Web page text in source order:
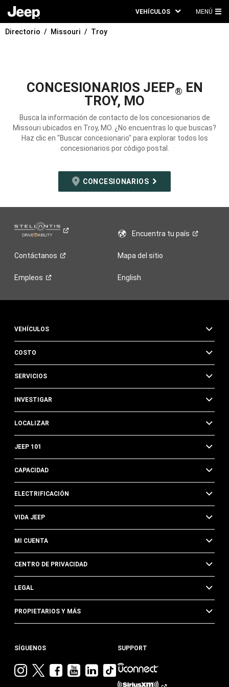
VEHÍCULOS MENÚ
Directorio Missouri Troy
CONCESIONARIOS JEEP® EN
TROY, MO
Busca la información de contacto de los concesionarios de
Missouri ubicados en Troy, MO. ¿No encuentras lo que buscas?
Haz clic en "Buscar concesionario" para explorar todos los
concesionarios por código postal.
CONCESIONARIOS
Encuentra tupaís
Contáctanos Mapa del sitio
Empleos English
VEHÍCULOS
COSTO
SERVICIOS
INVESTIGAR
LOCALIZAR
JEEP 101
CAPACIDAD
ELECTRIFICACIÓN
VIDA JEEP
MI CUENTA
CENTRO DE PRIVACIDAD
LEGAL
PROPIETARIOS Y MÁS
SÍGUENOS
VisitaVisitaVisitaVisitaVisita
Jeep
Visita
Jeep
SUPPORT